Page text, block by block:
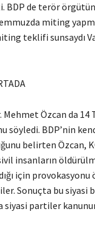
BDP de terör
miting
teklifi sunsaydı
Özcan da 14
söyledi. BDP’nin
belirten Özcan,
insanların
için
Sonuçta bu siyasi
siyasi partiler